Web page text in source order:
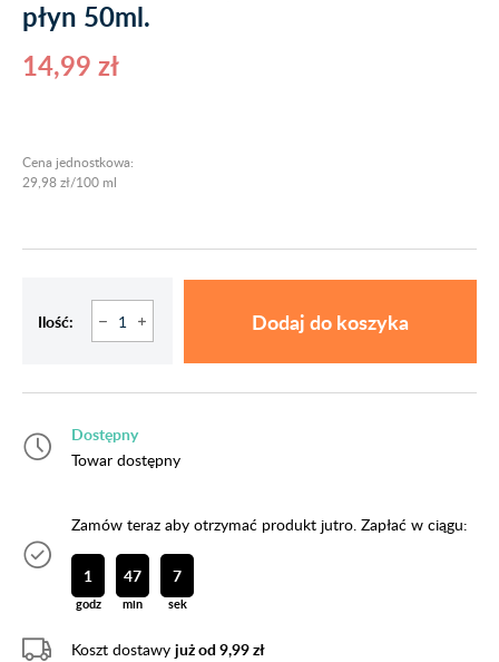
płyn 50ml.
14,99 zł
Cena jednostkowa:
29,98 zł/100 ml
Ilość: Dodaj do koszyka
Dostępny
Towar dostępny
Zamów teraz aby otrzymać produkt jutro. Zapłać w ciągu:
1
godz
47
min
6
sek
Koszt dostawy już od 9,99 zł